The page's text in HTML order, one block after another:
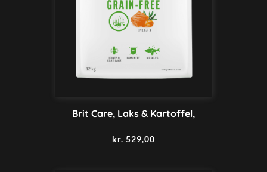
Brit Care, Laks & Kartoffel,
kr. 529,00